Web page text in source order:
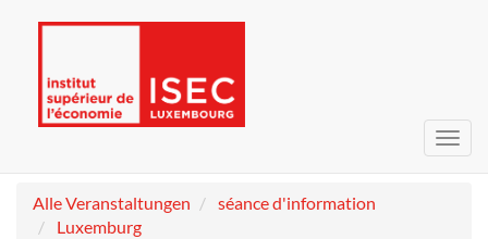
Alle Veranstaltungen
séance d'information
Luxemburg